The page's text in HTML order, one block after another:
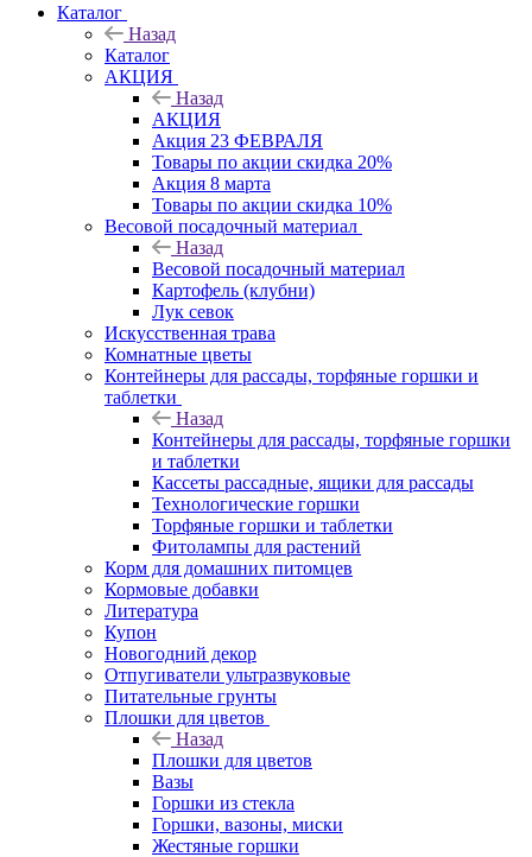
Каталог
Назад
Каталог
АКЦИЯ
Назад
АКЦИЯ
Акция 23 ФЕВРАЛЯ
Товары по акции скидка 20%
Акция 8 марта
Товары по акции скидка 10%
Весовой посадочный материал
Назад
Весовой посадочный материал
Картофель (клубни)
Лук севок
Искусственная трава
Комнатные цветы
Контейнеры для рассады, торфяные горшки и
таблетки
Назад
Контейнеры для рассады, торфяные горшки
и таблетки
Кассеты рассадные, ящики для рассады
Технологические горшки
Торфяные горшки и таблетки
Фитолампы для растений
Корм для домашних питомцев
Кормовые добавки
Литература
Купон
Новогодний декор
Отпугиватели ультразвуковые
Питательные грунты
Плошки для цветов
Назад
Плошки для цветов
Вазы
Горшки из стекла
Горшки, вазоны, миски
Жестяные горшки